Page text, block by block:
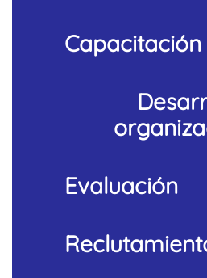
Capacitación
Evaluación